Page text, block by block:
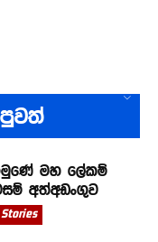
මහ ලේකම්
අත්අඩංගුව